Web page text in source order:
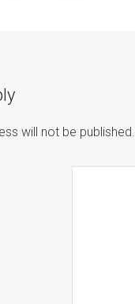
will not be published.